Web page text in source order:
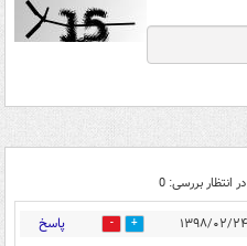
در انتظار بررسی: 0
9 پاسخ